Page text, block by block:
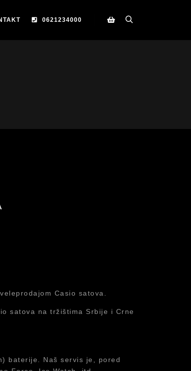
0621234000
Casio satova.
satova na tržištima Srbije i Crne
baterije. Naš servis je, pored